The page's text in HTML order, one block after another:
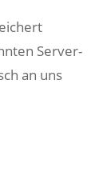
Server-
an uns